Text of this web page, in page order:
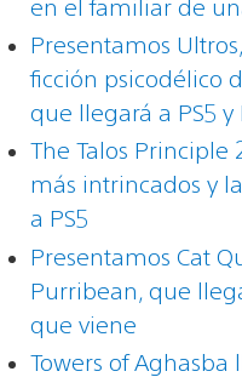
Presentamos
ficción psicodélico
que llegará a PS5 y
The Talos Principle
más intrincados y
a PS5
Presentamos Cat
Purribean, que
que viene
Towers of